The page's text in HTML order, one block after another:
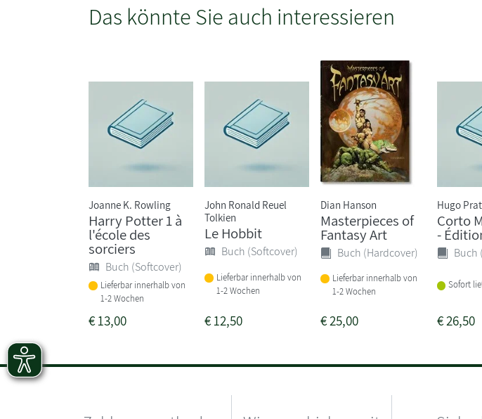
Das könnte Sie auch interessieren
Joanne K. Rowling
Harry Potter 1 à
l'école des
sorciers
Buch (Softcover)
Lieferbar innerhalb von
1-2 Wochen
€13,00
John Ronald Reuel
Tolkien
Le Hobbit
Buch (Softcover)
Lieferbar innerhalb von
1-2 Wochen
€12,50
Dian Hanson
Masterpieces of
Fantasy Art
Buch (Hardcover)
Lieferbar innerhalb von
1-2 Wochen
€25,00
Hugo
Corto
-
Buch
Sofort
€26,50